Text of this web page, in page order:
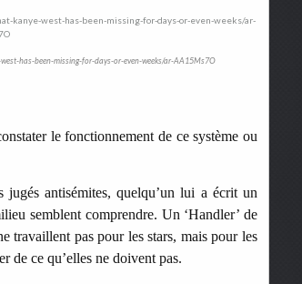
has-been-missing-for-days-or-even-weeks/ar-AA15Ms7O
le fonctionnement de ce système ou
antisémites, quelqu’un lui a écrit un
semblent comprendre. Un ‘Handler’ de
travaillent pas pour les stars, mais pour les
de ce qu’elles ne doivent pas.